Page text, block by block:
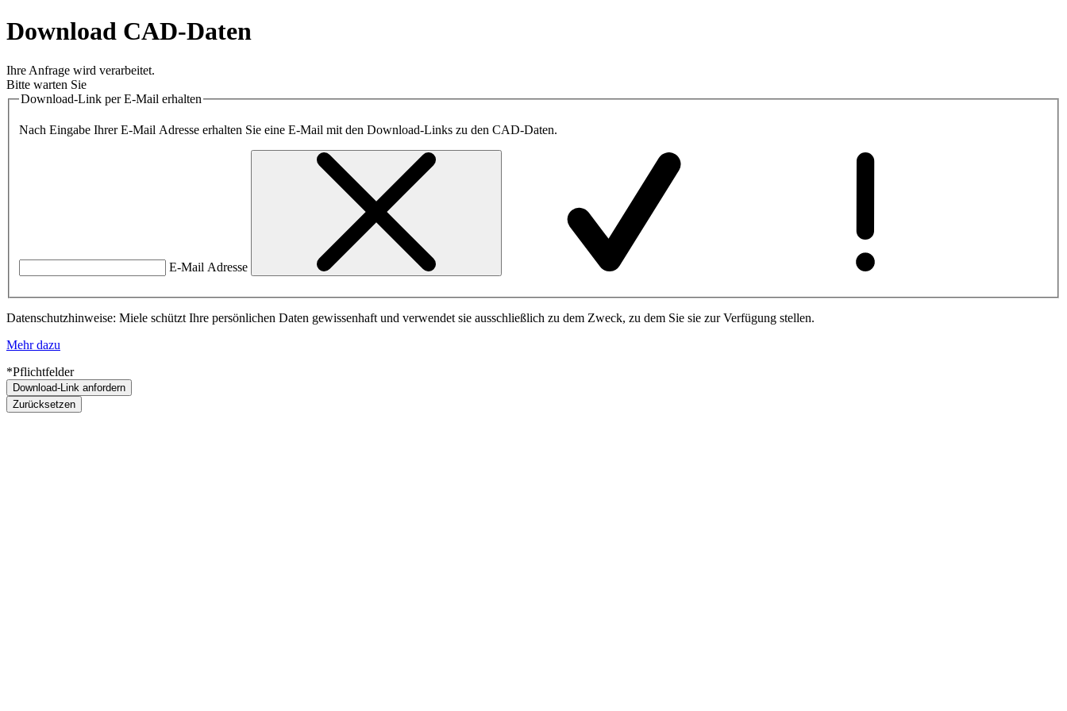
Download CAD-Daten
Ihre Anfrage wird verarbeitet.
Bitte warten Sie
Download-Link per E-Mail erhalten
Nach Eingabe Ihrer E-Mail Adresse erhalten Sie eine E-Mail mit den Download-Links zu den CAD-Daten.
E-Mail Adresse
Datenschutzhinweise: Miele schützt Ihre persönlichen Daten gewissenhaft und verwendet sie ausschließlich zu dem Zweck, zu dem Sie sie zur Verfügung stellen.
Mehr dazu
*Pflichtfelder